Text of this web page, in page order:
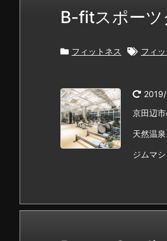
B-fitスポーツ
フィットネス フィ
京田辺
天然温
ジムマ